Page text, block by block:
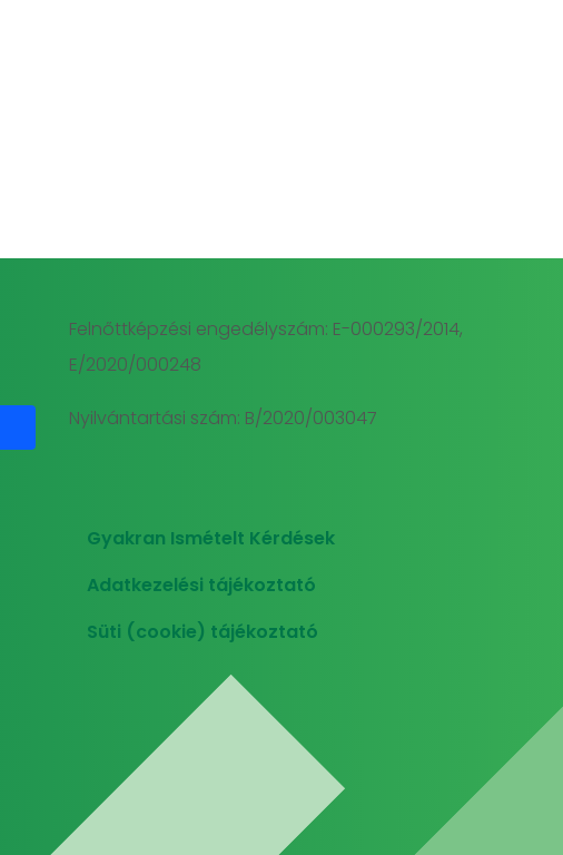
Felnőttképzési engedélyszám: E-000293/2014,
E/2020/000248
Nyilvántartási szám: B/2020/003047
Gyakran Ismételt Kérdések
Adatkezelési tájékoztató
Süti (cookie) tájékoztató